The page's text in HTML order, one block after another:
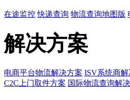
在途监控 快递查询 物流查询地图版
解决方案
电商平台物流解决方案 ISV系统商解
C2C上门取件方案 国际物流查询解